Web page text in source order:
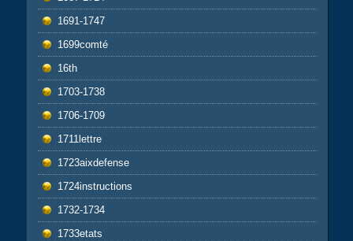
1691-1747
1699comté
16th
1703-1738
1706-1709
1711lettre
1723aixdefense
1724instructions
1732-1734
1733etats